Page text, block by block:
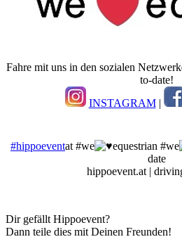
Fahre mit uns in den sozialen
to-date!
INSTAGRAM|
#hippoeventat #we equestrian #we
date
hippoevent.at |
Dir gefällt Hippoevent?
Dann teile dies mit Deinen Freunden!